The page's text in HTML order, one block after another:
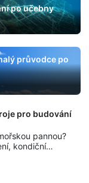
po učebny
průvodce po
pro budování
pannou?
kondiční
mermaid